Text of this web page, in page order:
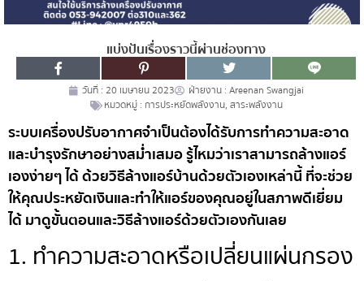
แบ่งปันเรื่องราวนี้ผ่านช่องทาง
วันที่ : 20 เมษายน 2023 ฝ่ายงาน : Areenan Swangjai
หมวดหมู่ : การประหยัดพลังงาน, สาระพลังงาน
ระบบเครื่องปรับอากาศจำเป็นต้องได้รับการทำความสะอาด
และบำรุงรักษาอย่างสม่ำเสมอ รู้ไหมว่าเราสามารถล้างแอร์
เองง่ายๆ ได้ ด้วยวิธีล้างแอร์บ้านด้วยตัวเองเหล่านี้ ที่จะช่วย
ให้คุณประหยัดเงินและทำให้แอร์ของคุณอยู่ในสภาพดีเยี่ยม
ได้ มาดูขั้นตอนและวิธีล้างแอร์ด้วยตัวเองกันเลย
1. ทำความสะอาดหรือเปลี่ยนแผ่นกรอง